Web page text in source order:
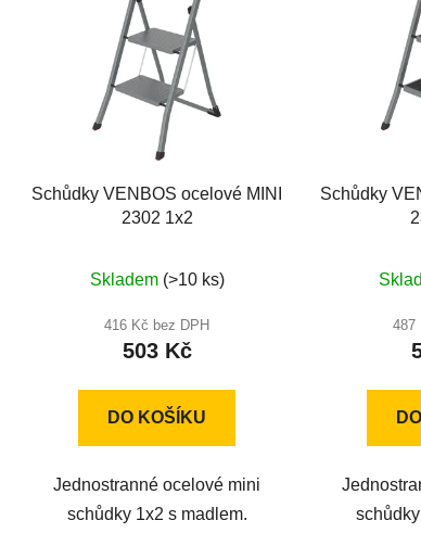
Schůdky VENBOS ocelové MINI
2302 1x2
Skladem (>10 ks)
416 Kč bez DPH
503 Kč
DO KOŠÍKU
Jednostranné ocelové mini
schůdky 1x2 s madlem.
Schůdky
487